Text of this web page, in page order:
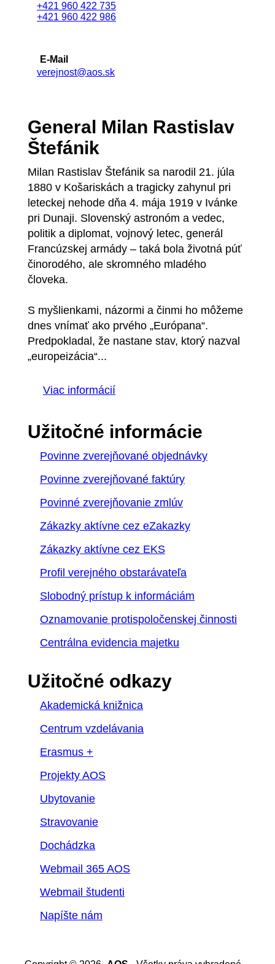
+421 960 422 735
+421 960 422 986
E-Mail
verejnost@aos.sk
General Milan Rastislav
Štefánik
Milan Rastislav Štefánik sa narodil 21. júla
1880 v Košariskách a tragicky zahynul pri
leteckej nehode dňa 4. mája 1919 v Ivánke
pri Dunaji. Slovenský astronóm a vedec,
politik a diplomat, vojnový letec, generál
Francúzskej armády – taká bola životná púť
činorodého, ale skromného mladého
človeka.
S myšlienkami, názormi a činmi ho môžeme
dnes vnímať ako prvého „Európana“.
Predpokladal, že nastane stav, ktorý nazval
„europeizácia“...
Viac informácií
Užitočné informácie
Povinne zverejňované objednávky
Povinne zverejňované faktúry
Povinné zverejňovanie zmlúv
Zákazky aktívne cez eZakazky
Zákazky aktívne cez EKS
Profil verejného obstarávateľa
Slobodný prístup k informáciám
Oznamovanie protispoločenskej činnosti
Centrálna evidencia majetku
Užitočné odkazy
Akademická knižnica
Centrum vzdelávania
Erasmus +
Projekty AOS
Ubytovanie
Stravovanie
Dochádzka
Webmail 365 AOS
Webmail študenti
Napíšte nám